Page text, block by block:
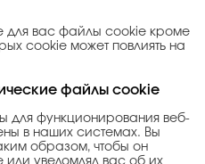
для вас файлы cookie кроме
cookie может повлиять на
файлы cookie
для функционирования веб-
в наших системах. Вы
образом, чтобы он